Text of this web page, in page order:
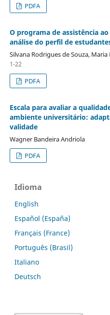
PDFA
O programa de assistência
análise do perfil de
Silvana Rodrigues de Souza,
1-22
PDFA
Escala para avaliar a
ambiente universitário:
validade
Wagner Bandeira Andriola
PDFA
Idioma
English
Español (España)
Français (France)
Português (Brasil)
Italiano
Deutsch